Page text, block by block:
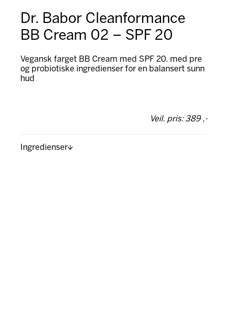
Dr. Babor Cleanformance
BB Cream 02 – SPF 20
Vegansk farget BB Cream med SPF 20. med pre
og probiotiske ingredienser for en balansert sunn
hud
Veil. pris: 389 ,-
Ingredienser